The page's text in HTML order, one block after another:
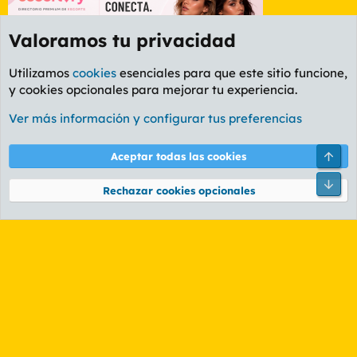
Foro General
Cookies
PL OLDSTYLE AMARILLO
Términos y reglas Política de privacidad Ayuda
Community platform by XenForo® © 2010-2026 XenForo Ltd.
Valoramos tu privacidad
Utilizamos cookies esenciales para que este sitio funcione,
y cookies opcionales para mejorar tu experiencia.
Ver más información y configurar tus preferencias
Aceptar todas las cookies
Rechazar cookies opcionales
Pie